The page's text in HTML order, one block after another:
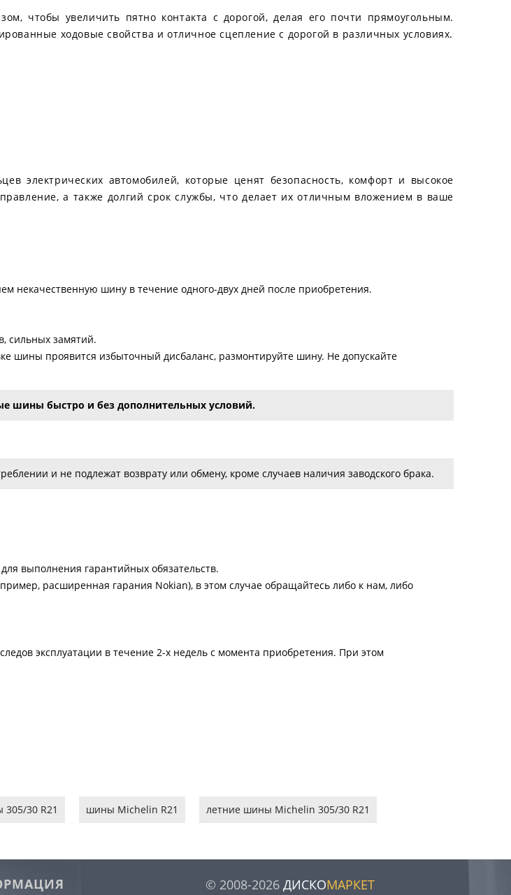
чтобы увеличить пятно контакта с дорогой, делая его почти прямоугольным.
ходовые свойства и отличное сцепление с дорогой в различных условиях.
электрических автомобилей, которые ценят безопасность, комфорт и высокое
а также долгий срок службы, что делает их отличным вложением в ваше
некачественную шину в течение одного-двух дней после приобретения.
сильных замятий.
шины проявится избыточный дисбаланс, размонтируйте шину. Не допускайте
шины быстро и без дополнительных условий.
и не подлежат возврату или обмену, кроме случаев наличия заводского брака.
выполнения гарантийных обязательств.
расширенная гарания Nokian), в этом случае обращайтесь либо к нам, либо
эксплуатации в течение 2-х недель с момента приобретения. При этом
30 R21 шины Michelin R21 летние шины Michelin 305/30 R21
© 2008-2026 ДИСКОМАРКЕТ